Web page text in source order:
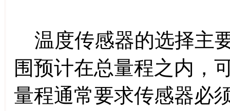
温度传感器的选择主
围预计在总量程之内，
量程通常要求传感器必